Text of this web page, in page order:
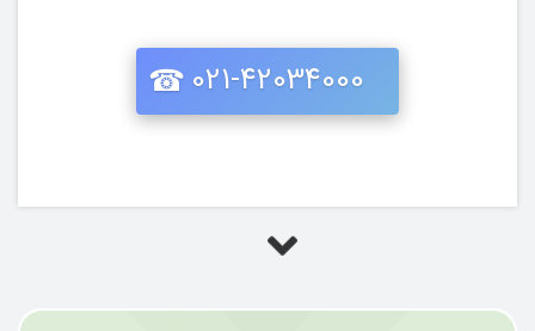
021-42034000